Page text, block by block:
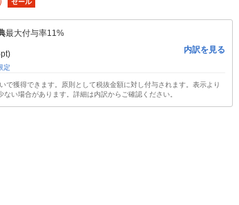
セール
最大付与率11%
定
内訳を見る
で獲得できます。原則として税抜金額に対し付与されます。表示より
ない場合があります。詳細は内訳からご確認ください。